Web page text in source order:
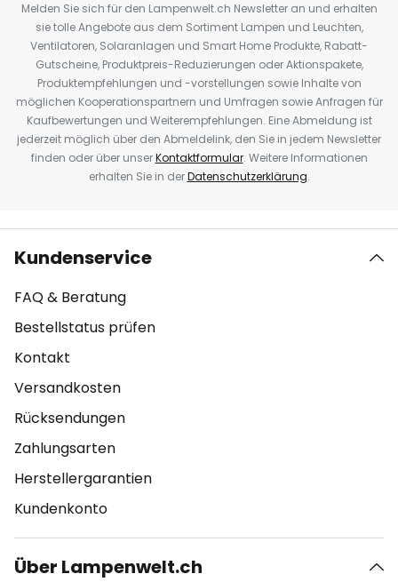
Melden Sie sich für den Lampenwelt.ch Newsletter an und erhalten
sie tolle Angebote aus dem Sortiment Lampen und Leuchten,
Ventilatoren, Solaranlagen und Smart Home Produkte, Rabatt-
Gutscheine, Produktpreis-Reduzierungen oder Aktionspakete,
Produktempfehlungen und -vorstellungen sowie Inhalte von
möglichen Kooperationspartnern und Umfragen sowie Anfragen für
Kaufbewertungen und Weiterempfehlungen. Eine Abmeldung ist
jederzeit möglich über den Abmeldelink, den Sie in jedem Newsletter
finden oder über unserKontaktformular. Weitere Informationen
erhalten Sie in derDatenschutzerklärung.
Kundenservice
FAQ & Beratung
Bestellstatus prüfen
Kontakt
Versandkosten
Rücksendungen
Zahlungsarten
Herstellergarantien
Kundenkonto
Über Lampenwelt.ch